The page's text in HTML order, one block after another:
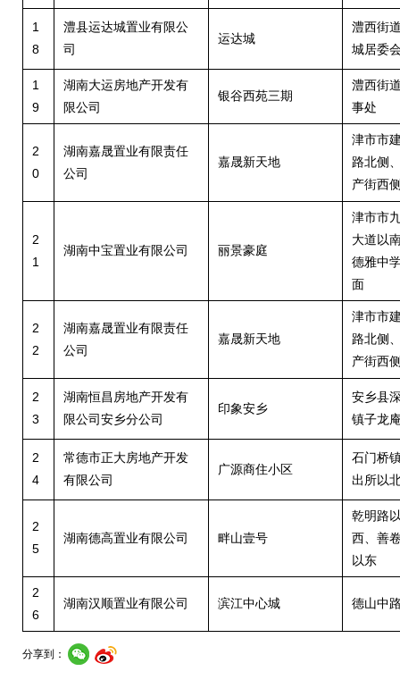
1
8
澧县运达城置业有限公
司
运达城
澧西街
城居委
1
9
湖南大运房地产开发有
限公司
银谷西苑三期
澧西街
事处
2
0
湖南嘉晟置业有限责任
公司
嘉晟新天地
津市市
路北侧
产街西
2
1
湖南中宝置业有限公司 丽景豪庭
津市市
大道以
德雅中
面
2
2
湖南嘉晟置业有限责任
公司
嘉晟新天地
津市市
路北侧
产街西
2
3
湖南恒昌房地产开发有
限公司安乡分公司
印象安乡
安乡县
镇子龙
2
4
常德市正大房地产开发
有限公司
广源商住小区
石门桥
出所以
2
5
湖南德高置业有限公司 畔山壹号
乾明路
西、善
以东
2
6
湖南汉顺置业有限公司 滨江中心城 德山中
分享到：